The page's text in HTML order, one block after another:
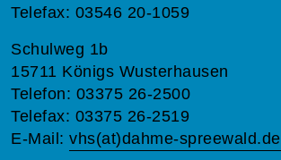
Telefax: 03546 20-1059
Schulweg 1b
15711 Königs Wusterhausen
Telefon: 03375 26-2500
Telefax: 03375 26-2519
E-Mail: vhs(at)dahme-spreewald.de